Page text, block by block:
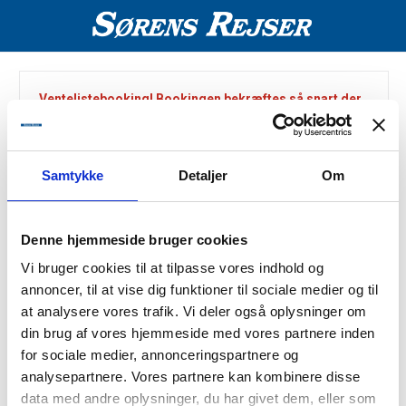
Samtykke Detaljer Om
Denne hjemmeside bruger cookies
Vi bruger cookies til at tilpasse vores indhold og
annoncer, til at vise dig funktioner til sociale medier og til
at analysere vores trafik. Vi deler også oplysninger om
din brug af vores hjemmeside med vores partnere inden
for sociale medier, annonceringspartnere og
analysepartnere. Vores partnere kan kombinere disse
data med andre oplysninger, du har givet dem, eller som
Ventelistebooking! Bookingen bekræftes så snart der
Destination:
Mosel
Periode:
Inkluderet i rejsen:
Kaffe og rundstykke 1. dag
5 x Hotelovernatninger